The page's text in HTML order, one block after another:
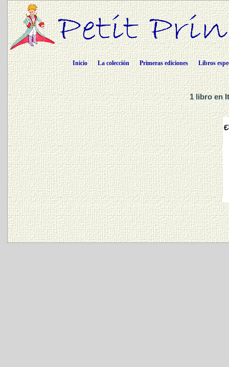
Inicio La colección Primeras ediciones Libros
1 libro en